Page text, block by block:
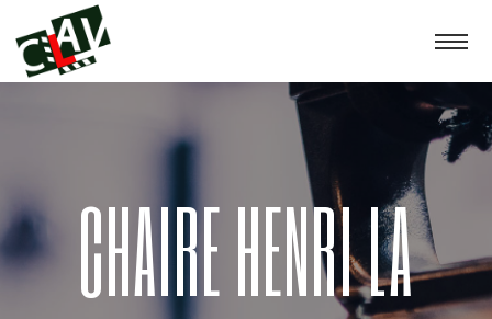
CHAIRE HENRI LA